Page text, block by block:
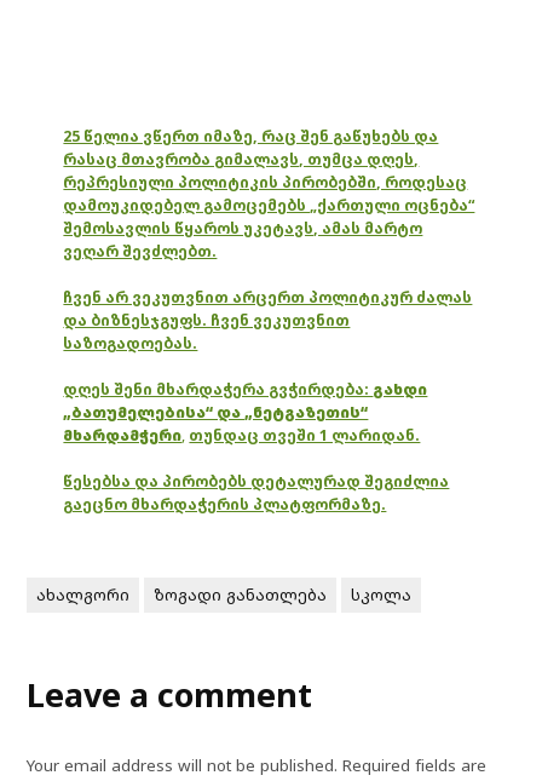
25 წელია ვწერთ იმაზე, რაც შენ გაწუხებს და
რასაც მთავრობა გიმალავს, თუმცა დღეს,
რეპრესიული პოლიტიკის პირობებში, როდესაც
დამოუკიდებელ გამოცემებს „ქართული ოცნება“
შემოსავლის წყაროს უკეტავს, ამას მარტო
ვეღარ შევძლებთ.
ჩვენ არ ვეკუთვნით არცერთ პოლიტიკურ ძალას
და ბიზნესჯგუფს. ჩვენ ვეკუთვნით
საზოგადოებას.
დღეს შენი მხარდაჭერა გვჭირდება: გახდი
„ბათუმელებისა“ და „ნეტგაზეთის“
მხარდამჭერი, თუნდაც თვეში 1 ლარიდან.
წესებსა და პირობებს დეტალურად შეგიძლია
გაეცნო მხარდაჭერის პლატფორმაზე.
ახალგორი ზოგადი განათლება სკოლა
Leave a comment
Your email address will not be published. Required fields are